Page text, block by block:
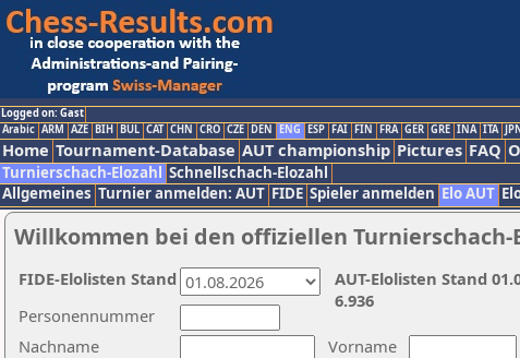
Logged on: Gast
Arabic ARM AZE BIH BUL CAT CHN CRO CZE DEN ENG ESP FAI FIN FRA GER GRE INA ITA
Home Tournament-Database AUT championship Pictures FAQ
Turnierschach-Elozahl Schnellschach-Elozahl
Allgemeines Turnier anmelden: AUT FIDE Spieler anmelden Elo AUT
Willkommen bei den offiziellen Turnierschach-
Nachname
Vorname
Personennummer
AUT-Elolisten Stand
6.936
FIDE-Elolisten Stand